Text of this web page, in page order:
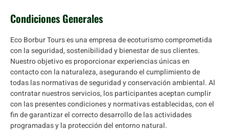
Condiciones Generales
Eco Borbur Tours es una empresa de ecoturismo comprometida
con la seguridad, sostenibilidad y bienestar de sus clientes.
Nuestro objetivo es proporcionar experiencias únicas en
contacto con la naturaleza, asegurando el cumplimiento de
todas las normativas de seguridad y conservación ambiental. Al
contratar nuestros servicios, los participantes aceptan cumplir
con las presentes condiciones y normativas establecidas, con el
fin de garantizar el correcto desarrollo de las actividades
programadas y la protección del entorno natural.